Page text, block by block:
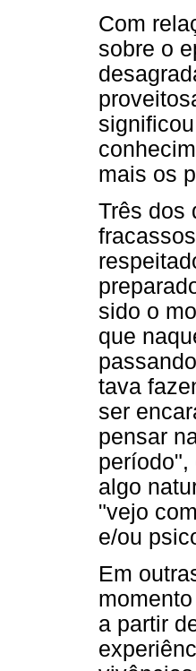
Com
sobre o
mais os
Três dos
sido o
que
tava
ser
pensar
período",
algo
"vejo
e/ou
Em
a partir